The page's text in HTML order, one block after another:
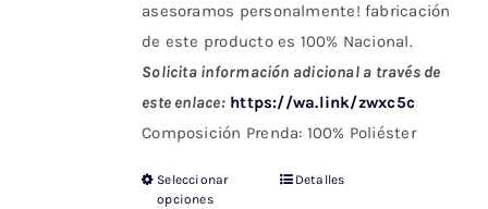
asesoramos personalmente! fabricación
de este producto es 100% Nacional.
Solicita información adicional a través de
este enlace: https://wa.link/zwxc5c
Composición Prenda: 100% Poliéster
Seleccionar
opciones
EsteDetalles